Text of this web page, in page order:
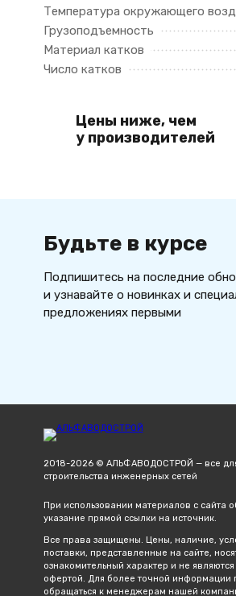
Температура окружающего
Грузоподъемность
Материал катков
Число катков
Цены ниже, чем
у производителей
Будьте в курсе
Подпишитесь на последние
и узнавайте о новинках и
предложениях первыми
2018-2026 © АЛЬФАВОДОСТРОЙ — все
строительства инженерных сетей
При использовании материалов с сайта
указание прямой ссылки на источник.
Все права защищены. Цены, наличие,
поставки, представленные на сайте,
ознакомительный характер и не
офертой. Для более точной информации
обращаться к менеджерам нашей